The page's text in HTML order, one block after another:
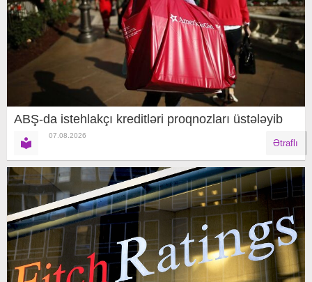
ABŞ-da istehlakçı kreditləri proqnozları üstələyib
07.08.2026
Ətraflı